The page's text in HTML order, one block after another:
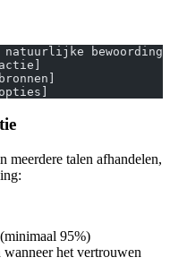
bewoording]
meerdere talen afhandelen,
95%)
het vertrouwen